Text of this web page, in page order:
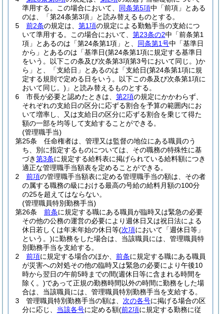
準用する。
この場合において、 同条第5項中「前項」とある
のは、「第24条第3項」と読み替えるものとする。
5
前2条の規定は、 第1項の規定による勤勉手当の支給につ
いて準用する。
この場合において、 第23条の2中「前条第1
項」とあるのは「第24条第1項」と、 同条第1号中「基準日
から」とあるのは「基準日(第24条第1項に規定する基準日
をいう。以下この条及び次条第3項第3号において同じ。)か
ら」と、「支給日」とあるのは「支給日(第24条第1項に規
定する規則で定める日をいう。以下この条及び次条第1項に
おいて同じ。) 」と読み替えるものとする。
6
市長が必要と認めたときは、 第2項の規定にかかわらず、
それぞれの支給日の区分に応ずる割合を予算の範囲内にお
いて増率し、又は支給日の区分に応ずる割合を乗じて得た
額の一部を均等して支給することができる。
(管理職手当)
第25条
任命権者は、管理又は監督の地位にある職員のう
ち、別に指定するものについては、その職務の特殊性に基
づき第3条に規定する給料表に掲げられている給料額につき
適正な管理職手当額表を定めることができる。
2
前項の管理職手当額表に定める管理職手当の額は、その者
の属する職務の級における最高の号給の給料月額の100分
の25を超えてはならない。
(管理職員特別勤務手当)
第26条
前条に規定する職にある職員が臨時又は緊急の必要
その他の公務の運営の必要により週休日又は祝日法による
休日若しくは年末年始の休日等(次項において「週休日等」
という。)に勤務をした場合は、当該職員には、管理職員特
別勤務手当を支給する。
2
前項に規定する場合のほか、 前条に規定する職にある職員
が災害への対処その他の臨時又は緊急の必要により午後10
時から翌日の午前5時までの間(週休日等に含まれる時間を
除く。)であって正規の勤務時間以外の時間に勤務をした場
合は、当該職員には、管理職員特別勤務手当を支給する。
3
管理職員特別勤務手当の額は、 次の各号に掲げる場合の区
分に応じ、 当該各号に定める額(前2項に規定する勤務に従